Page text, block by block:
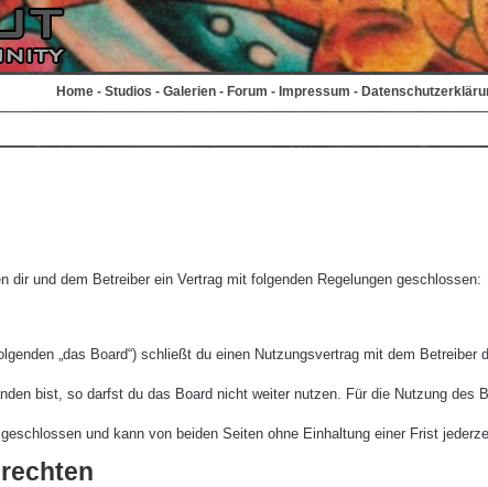
Home - Studios - Galerien - Forum - Impressum -
dir und dem Betreiber ein Vertrag mit folgenden Regelungen geschlossen:
„das Board“) schließt du einen Nutzungsvertrag mit dem
bist, so darfst du das Board nicht weiter nutzen. Für die Nutzung des
und kann von beiden Seiten ohne Einhaltung einer Frist